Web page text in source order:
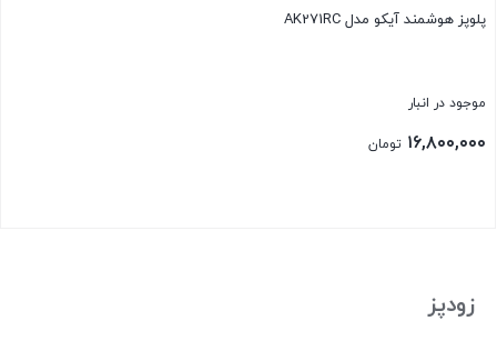
پلوپز هوشمند آیکو مدل AK271RC
موجود در انبار
۱۶,۸۰۰,۰۰۰ تومان
زودپز